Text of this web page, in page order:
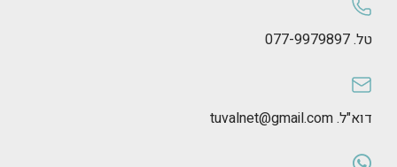
טל. 077-9979897
דוא"ל. tuvalnet@gmail.com